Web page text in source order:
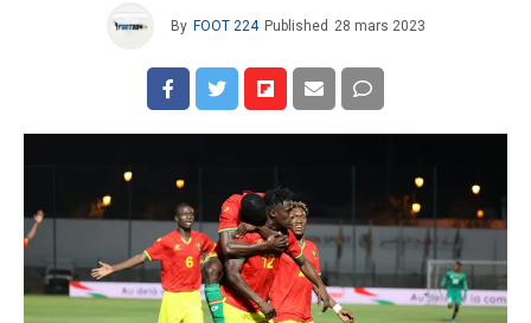
By FOOT 224 Published 28 mars 2023